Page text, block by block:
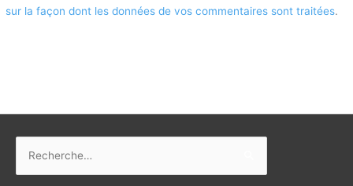
sur la façon dont les données de vos commentaires sont traitées.